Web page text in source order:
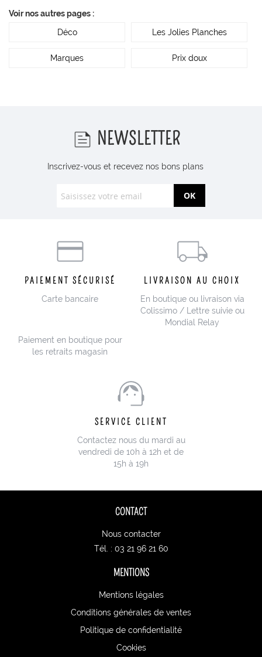
Voir nos autres pages :
Déco
Les Jolies Planches
Marques Prix doux
NEWSLETTER
Inscrivez-vous et recevez nos bons plans
OK
PAIEMENT SÉCURISÉ
Carte bancaire
Paiement en boutique pour
les retraits magasin
LIVRAISON AU CHOIX
En boutique ou livraison via
Colissimo / Lettre suivie ou
Mondial Relay
SERVICE CLIENT
Contactez nous du mardi au
vendredi de 10h à 12h et de
15h à 19h
CONTACT
Nous contacter
Tél. : 03 21 96 21 60
MENTIONS
Mentions légales
Conditions générales de ventes
Politique de confidentialité
Cookies